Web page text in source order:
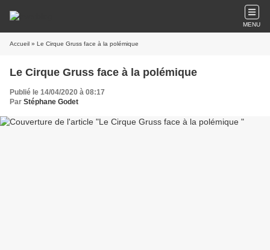
MENU
Accueil » Le Cirque Gruss face à la polémique
Le Cirque Gruss face à la polémique
Publié le 14/04/2020 à 08:17
Par Stéphane Godet